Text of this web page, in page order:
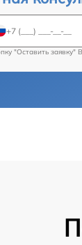
"Оставить заявку"